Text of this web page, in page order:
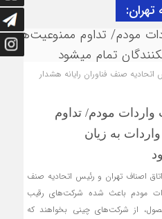
تهران:
صنف فناوران رایانه هشدار
واردات مودم/ تداوم
به زیان
اصناف تهران و رئیس اتحادیه صنف
مودم باعث شده شرکت‌های رقیب
از شرکت‌های چینی بخواهند که